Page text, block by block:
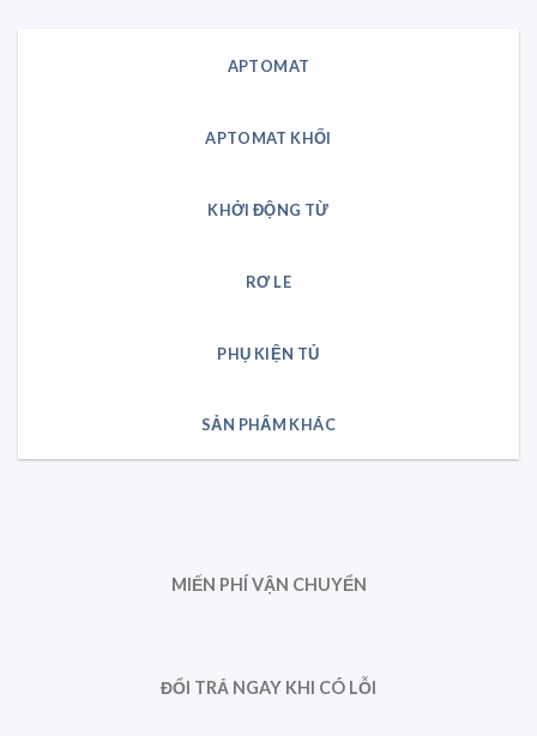
APTOMAT
APTOMAT KHỐI
KHỞI ĐỘNG TỪ
RƠ LE
PHỤ KIỆN TỦ
SẢN PHẨM KHÁC
MIẾN PHÍ VẬN CHUYỂN
ĐỔI TRẢ NGAY KHI CÓ LỖI